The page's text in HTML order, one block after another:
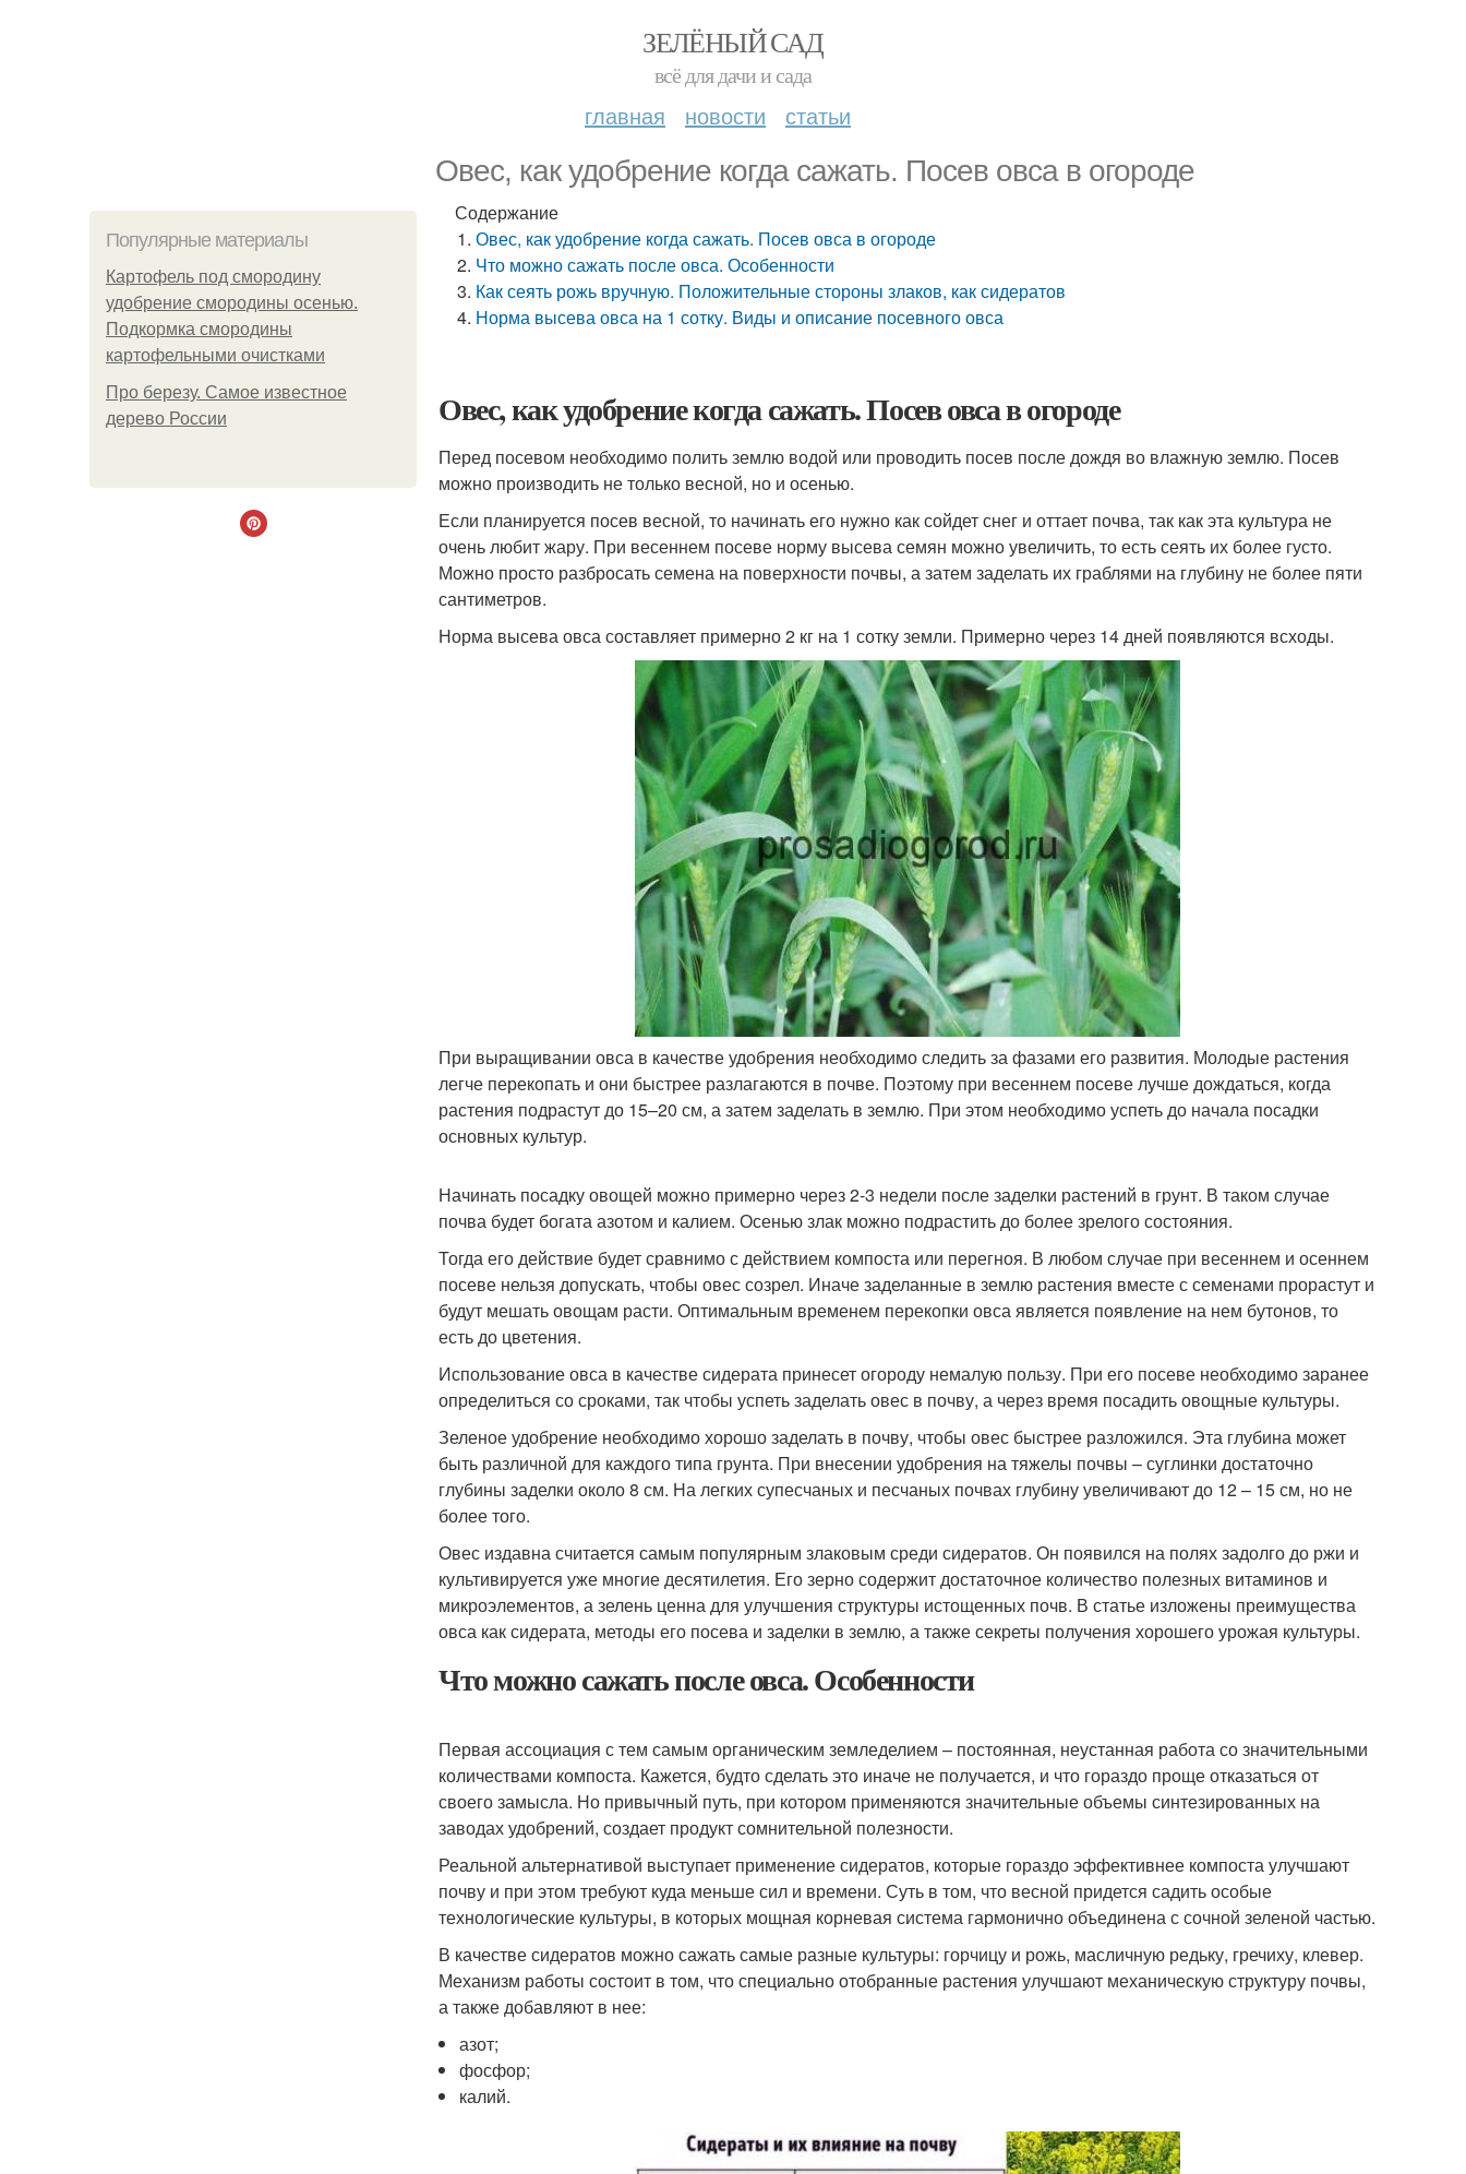
ЗЕЛЁНЫЙ САД
всё для дачи и сада
главная новости статьи
Овес, как удобрение когда сажать. Посев овса в огороде
Популярные материалы
Картофель под смородину
удобрение смородины осенью.
Подкормка смородины
картофельными очистками
Про березу. Самое известное
дерево России
Содержание
Овес, как удобрение когда сажать. Посев овса в огороде
Что можно сажать после овса. Особенности
Как сеять рожь вручную. Положительные стороны злаков, как сидератов
Норма высева овса на 1 сотку. Виды и описание посевного овса
Овес, как удобрение когда сажать. Посев овса в огороде
Перед посевом необходимо полить землю водой или проводить посев после дождя во влажную землю. Посев
можно производить не только весной, но и осенью.
Если планируется посев весной, то начинать его нужно как сойдет снег и оттает почва, так как эта культура не
очень любит жару. При весеннем посеве норму высева семян можно увеличить, то есть сеять их более густо.
Можно просто разбросать семена на поверхности почвы, а затем заделать их граблями на глубину не более пяти
сантиметров.
Норма высева овса составляет примерно 2 кг на 1 сотку земли. Примерно через 14 дней появляются всходы.
При выращивании овса в качестве удобрения необходимо следить за фазами его развития. Молодые растения
легче перекопать и они быстрее разлагаются в почве. Поэтому при весеннем посеве лучше дождаться, когда
растения подрастут до 15–20 см, а затем заделать в землю. При этом необходимо успеть до начала посадки
основных культур.
Начинать посадку овощей можно примерно через 2-3 недели после заделки растений в грунт. В таком случае
почва будет богата азотом и калием. Осенью злак можно подрастить до более зрелого состояния.
Тогда его действие будет сравнимо с действием компоста или перегноя. В любом случае при весеннем и осеннем
посеве нельзя допускать, чтобы овес созрел. Иначе заделанные в землю растения вместе с семенами прорастут и
будут мешать овощам расти. Оптимальным временем перекопки овса является появление на нем бутонов, то
есть до цветения.
Использование овса в качестве сидерата принесет огороду немалую пользу. При его посеве необходимо заранее
определиться со сроками, так чтобы успеть заделать овес в почву, а через время посадить овощные культуры.
Зеленое удобрение необходимо хорошо заделать в почву, чтобы овес быстрее разложился. Эта глубина может
быть различной для каждого типа грунта. При внесении удобрения на тяжелы почвы – суглинки достаточно
глубины заделки около 8 см. На легких супесчаных и песчаных почвах глубину увеличивают до 12 – 15 см, но не
более того.
Овес издавна считается самым популярным злаковым среди сидератов. Он появился на полях задолго до ржи и
культивируется уже многие десятилетия. Его зерно содержит достаточное количество полезных витаминов и
микроэлементов, а зелень ценна для улучшения структуры истощенных почв. В статье изложены преимущества
овса как сидерата, методы его посева и заделки в землю, а также секреты получения хорошего урожая культуры.
Что можно сажать после овса. Особенности
Первая ассоциация с тем самым органическим земледелием – постоянная, неустанная работа со значительными
количествами компоста. Кажется, будто сделать это иначе не получается, и что гораздо проще отказаться от
своего замысла. Но привычный путь, при котором применяются значительные объемы синтезированных на
заводах удобрений, создает продукт сомнительной полезности.
Реальной альтернативой выступает применение сидератов, которые гораздо эффективнее компоста улучшают
почву и при этом требуют куда меньше сил и времени. Суть в том, что весной придется садить особые
технологические культуры, в которых мощная корневая система гармонично объединена с сочной зеленой частью.
В качестве сидератов можно сажать самые разные культуры: горчицу и рожь, масличную редьку, гречиху, клевер.
Механизм работы состоит в том, что специально отобранные растения улучшают механическую структуру почвы,
а также добавляют в нее:
азот;
фосфор;
калий.